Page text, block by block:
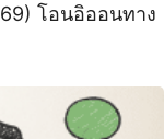
โอนอิออนทาง